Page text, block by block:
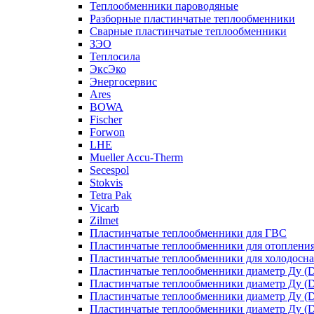
Теплообменники пароводяные
Разборные пластинчатые теплообменники
Сварные пластинчатые теплообменники
ЗЭО
Теплосила
ЭксЭко
Энергосервис
Ares
BOWA
Fischer
Forwon
LHE
Mueller Accu-Therm
Secespol
Stokvis
Tetra Pak
Vicarb
Zilmet
Пластинчатые теплообменники для ГВС
Пластинчатые теплообменники для
Пластинчатые теплообменники для
Пластинчатые теплообменники диаметр Ду
Пластинчатые теплообменники диаметр Ду
Пластинчатые теплообменники диаметр Ду
Пластинчатые теплообменники диаметр Ду